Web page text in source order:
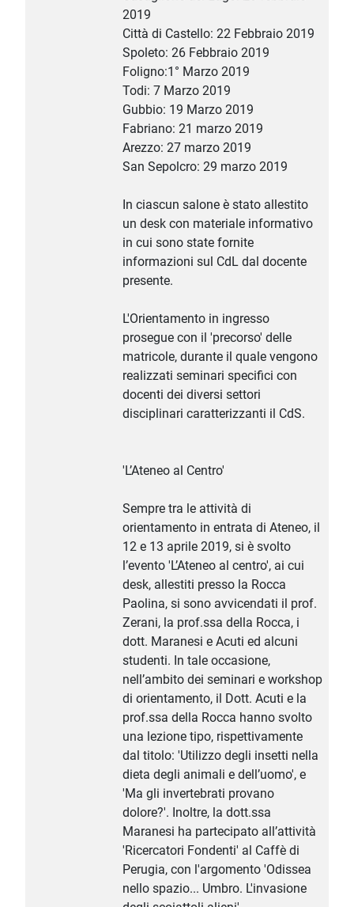
2019
Città di Castello: 22 Febbraio 2019
Spoleto: 26 Febbraio 2019
Foligno:1° Marzo 2019
Todi: 7 Marzo 2019
Gubbio: 19 Marzo 2019
Fabriano: 21 marzo 2019
Arezzo: 27 marzo 2019
San Sepolcro: 29 marzo 2019
In ciascun salone è stato allestito
un desk con materiale informativo
in cui sono state fornite
informazioni sul CdL dal docente
presente.
L'Orientamento in ingresso
prosegue con il 'precorso' delle
matricole, durante il quale vengono
realizzati seminari specifici con
docenti dei diversi settori
disciplinari caratterizzanti il CdS.
'L’Ateneo al Centro'
Sempre tra le attività di
orientamento in entrata di Ateneo, il
12 e 13 aprile 2019, si è svolto
l’evento 'L’Ateneo al centro', ai cui
desk, allestiti presso la Rocca
Paolina, si sono avvicendati il prof.
Zerani, la prof.ssa della Rocca, i
dott. Maranesi e Acuti ed alcuni
studenti. In tale occasione,
nell’ambito dei seminari e workshop
di orientamento, il Dott. Acuti e la
prof.ssa della Rocca hanno svolto
una lezione tipo, rispettivamente
dal titolo: 'Utilizzo degli insetti nella
dieta degli animali e dell’uomo', e
'Ma gli invertebrati provano
dolore?'. Inoltre, la dott.ssa
Maranesi ha partecipato all’attività
'Ricercatori Fondenti' al Caffè di
Perugia, con l'argomento 'Odissea
nello spazio... Umbro. L'invasione